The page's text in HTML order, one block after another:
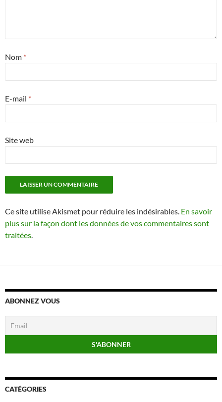
Nom *
E-mail *
Site web
Ce site utilise Akismet pour réduire les indésirables. En savoir
plus sur la façon dont les données de vos commentaires sont
traitées.
ABONNEZ VOUS
CATÉGORIES